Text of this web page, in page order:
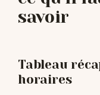
savoir
Tableau
horaires